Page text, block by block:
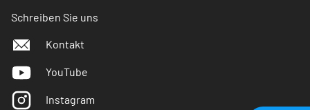
Schreiben Sie uns
Kontakt
YouTube
Instagram